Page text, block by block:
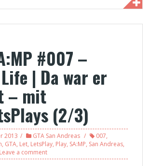
#007 –
| Da war er
– mit
(2/3)
2013 GTA San Andreas 007,
, GTA, Let, LetsPlay, Play, SA:MP, San Andreas,
Leave a comment